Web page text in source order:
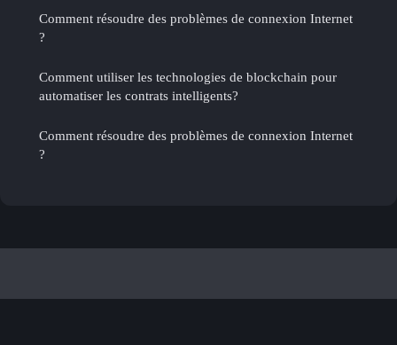
Comment résoudre des problèmes de connexion Internet
?
Comment utiliser les technologies de blockchain pour
automatiser les contrats intelligents?
Comment résoudre des problèmes de connexion Internet
?